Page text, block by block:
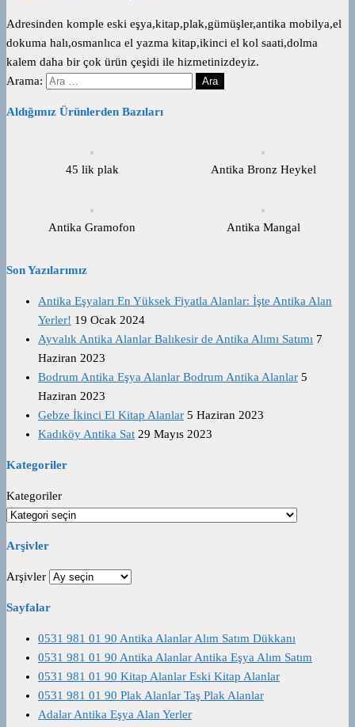
Adresinden komple eski eşya,kitap,plak,gümüşler,antika mobilya,el
dokuma halı,osmanlıca el yazma kitap,ikinci el kol saati,dolma
kalem daha bir çok ürün çeşidi ile hizmetinizdeyiz.
Arama:
Aldığımız Ürünlerden Bazıları
45 lik plak Antika Bronz Heykel
Antika Gramofon Antika Mangal
Son Yazılarımız
Antika Eşyaları En Yüksek Fiyatla Alanlar: İşte Antika Alan
Yerler! 19 Ocak 2024
Ayvalık Antika Alanlar Balıkesir de Antika Alımı Satımı 7
Haziran 2023
Bodrum Antika Eşya Alanlar Bodrum Antika Alanlar 5
Haziran 2023
Gebze İkinci El Kitap Alanlar 5 Haziran 2023
Kadıköy Antika Sat 29 Mayıs 2023
Kategoriler
Kategoriler
Arşivler
Arşivler
Sayfalar
0531 981 01 90 Antika Alanlar Alım Satım Dükkanı
0531 981 01 90 Antika Alanlar Antika Eşya Alım Satım
0531 981 01 90 Kitap Alanlar Eski Kitap Alanlar
0531 981 01 90 Plak Alanlar Taş Plak Alanlar
Adalar Antika Eşya Alan Yerler